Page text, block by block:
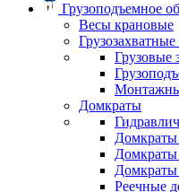
Грузоподъемное
Весы крановые
Грузовые
Домкраты
Домкраты
Домкраты
Домкраты
Реечные